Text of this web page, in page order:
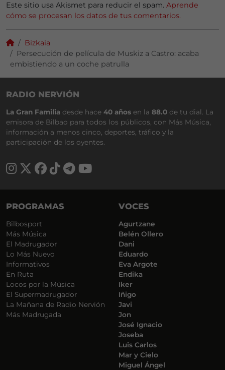
Este sitio usa Akismet para reducir el spam. Aprende
cómo se procesan los datos de tus comentarios.
Bizkaia
Persecución de película de Muskiz a Castro: acaba
embistiendo a un coche patrulla
RADIO NERVIÓN
La Gran Familia desde hace 40 años en la 88.0 de tu dial. La
emisora de Bilbao para todos los públicos, con Más Música,
información a menos cinco, deportes, tráfico y la
participación de los oyentes.
PROGRAMAS
Bilbosport
Más Música
El Madrugador
Lo Más Nuevo
Informativos
En Ruta
Locos por la Música
El Supermadrugador
La Mañana de Radio Nervión
Más Madrugada
VOCES
Agurtzane
Belén Ollero
Dani
Eduardo
Eva Argote
Endika
Iker
Iñigo
Javi
Jon
José Ignacio
Joseba
Luis Carlos
Mar y Cielo
Miguel Ángel